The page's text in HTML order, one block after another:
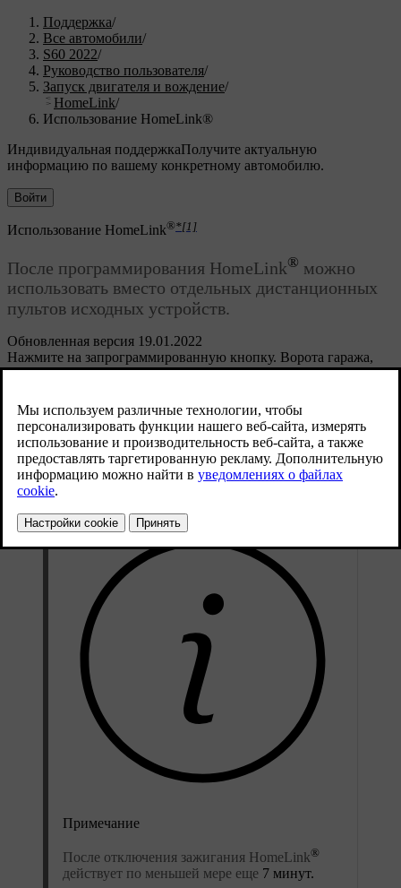
Поддержка/
Все автомобили/
S60 2022/
Руководство пользователя/
Запуск двигателя и вождение/
HomeLink/
Использование HomeLink®
Индивидуальная поддержкаПолучите актуальную
информацию по вашему конкретному автомобилю.
Войти
Обновленная версия 19.01.2022
Использование HomeLink®*[1]
После программирования HomeLink® можно
использовать вместо отдельных дистанционных
пультов исходных устройств.
Нажмите на запрограммированную кнопку. Ворота гаража,
решетка, система сигнализации и т.п. активируется (может
20 секунд, запускается процесс перепрограммирования. При
нажатии кнопки индикаторная лампа горит или мигает.
Естественно, что при желании вы можете продолжать
пользоваться исходным дистанционным пультом параллельно
с HomeLink®.
Примечание
После отключения зажигания HomeLink®
действует по меньшей мере еще 7 минут.